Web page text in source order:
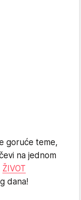
goruće teme,
na jednom
ŽIVOT
dana!